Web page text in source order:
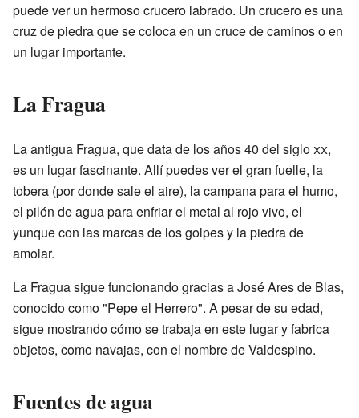
puede ver un hermoso crucero labrado. Un crucero es una
cruz de piedra que se coloca en un cruce de caminos o en
un lugar importante.
La Fragua
La antigua Fragua, que data de los años 40 del sigloxx,
es un lugar fascinante. Allí puedes ver el gran fuelle, la
tobera (por donde sale el aire), la campana para el humo,
el pilón de agua para enfriar el metal al rojo vivo, el
yunque con las marcas de los golpes y la piedra de
amolar.
La Fragua sigue funcionando gracias a José Ares de Blas,
conocido como "Pepe el Herrero". A pesar de su edad,
sigue mostrando cómo se trabaja en este lugar y fabrica
objetos, como navajas, con el nombre de Valdespino.
Fuentes de agua